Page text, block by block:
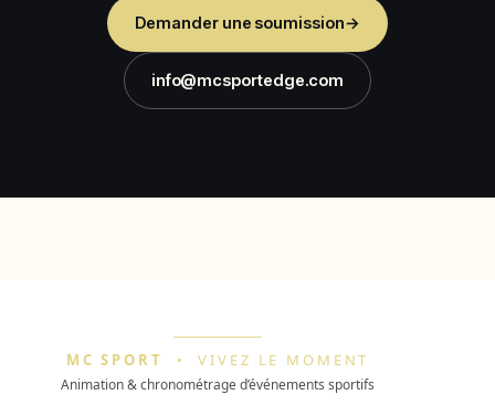
Demander une soumission→
info@mcsportedge.com
MC SPORT • VIVEZ LE MOMENT
Animation & chronométrage d’événements sportifs